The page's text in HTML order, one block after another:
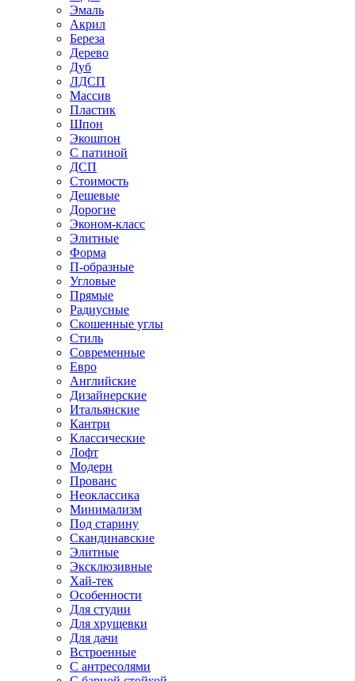
Эмаль
Акрил
Береза
Дерево
Дуб
ЛДСП
Массив
Пластик
Шпон
Экошпон
С патиной
ДСП
Стоимость
Дешевые
Дорогие
Эконом-класс
Элитные
Форма
П-образные
Угловые
Прямые
Радиусные
Скошенные углы
Стиль
Современные
Евро
Английские
Дизайнерские
Итальянские
Кантри
Классические
Лофт
Модерн
Прованс
Неоклассика
Минимализм
Под старину
Скандинавские
Элитные
Эксклюзивные
Хай-тек
Особенности
Для студии
Для хрущевки
Для дачи
Встроенные
С антресолями